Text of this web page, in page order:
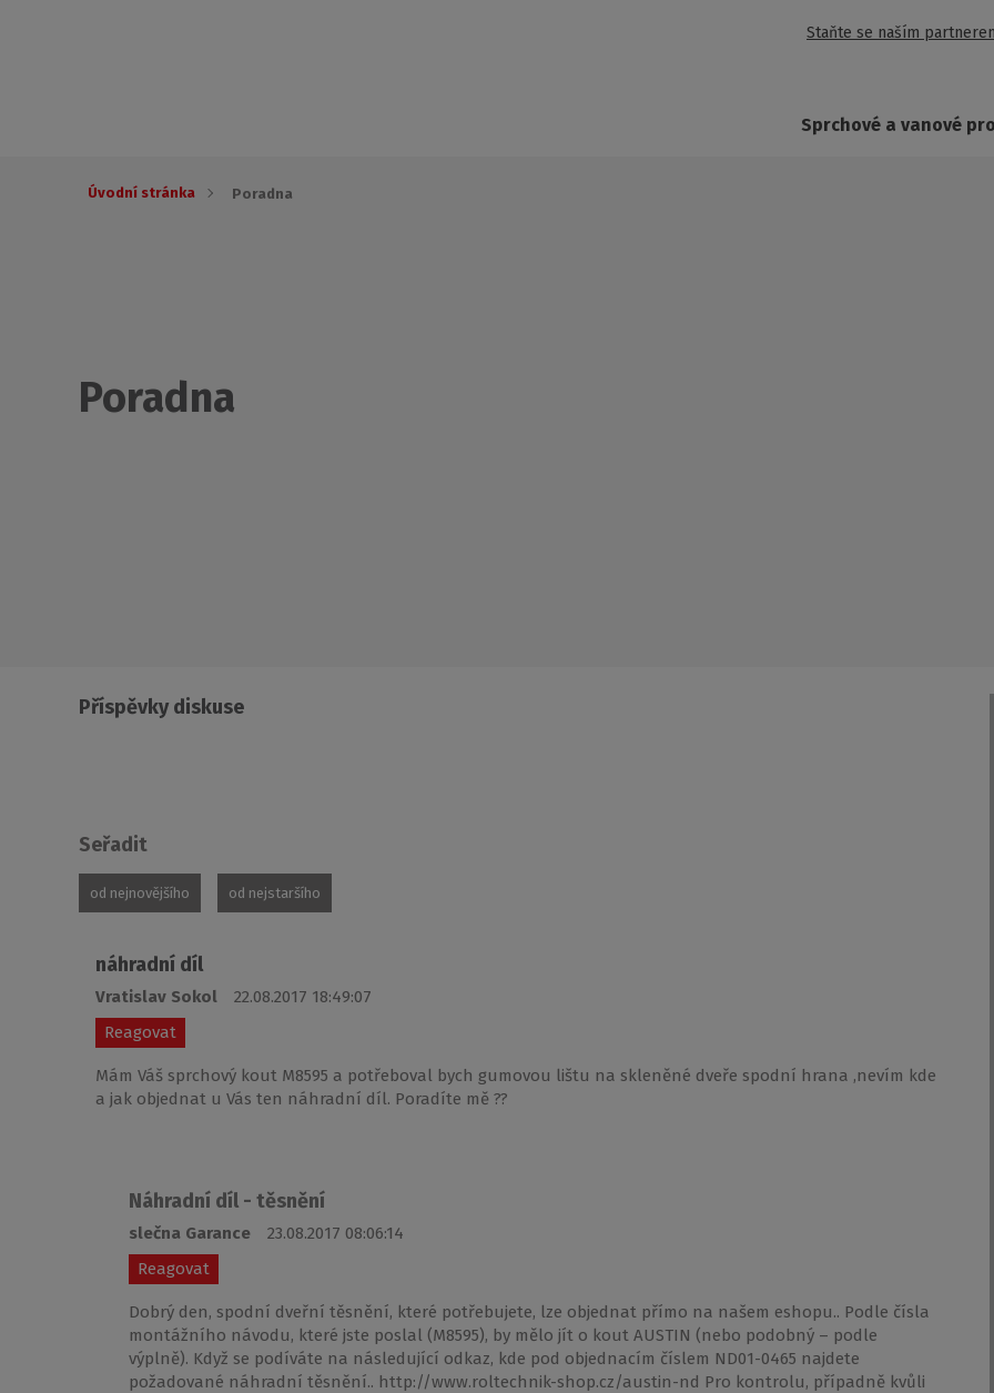
Staňte se naším
Sprchové a vanové
Úvodní stránka Poradna
Poradna
Příspěvky diskuse
Seřadit
od nejnovějšího od nejstaršího
náhradní díl
Vratislav Sokol
22.08.2017 18:49:07
Reagovat
Mám Váš sprchový kout M8595 a potřeboval bych gumovou lištu na skleněné dveře spodní hrana ,nevím kde
a jak objednat u Vás ten náhradní díl. Poradíte mě ??
Náhradní díl - těsnění
slečna Garance
23.08.2017 08:06:14
Reagovat
Dobrý den, spodní dveřní těsnění, které potřebujete, lze objednat přímo na našem eshopu.. Podle čísla
montážního návodu, které jste poslal (M8595), by mělo jít o kout AUSTIN (nebo podobný – podle
výplně). Když se podíváte na následující odkaz, kde pod objednacím číslem ND01-0465 najdete
požadované náhradní těsnění.. http://www.roltechnik-shop.cz/austin-nd Pro kontrolu, případně kvůli